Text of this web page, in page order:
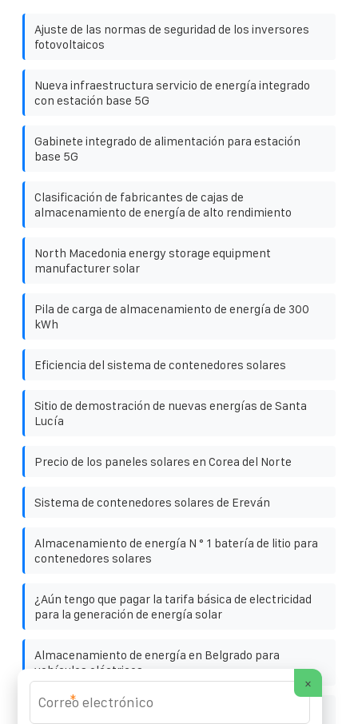
Ajuste de las normas de seguridad de los inversores
fotovoltaicos
Nueva infraestructura servicio de energía integrado
con estación base 5G
Gabinete integrado de alimentación para estación
base 5G
Clasificación de fabricantes de cajas de
almacenamiento de energía de alto rendimiento
North Macedonia energy storage equipment
manufacturer solar
Pila de carga de almacenamiento de energía de 300
kWh
Eficiencia del sistema de contenedores solares
Sitio de demostración de nuevas energías de Santa
Lucía
Precio de los paneles solares en Corea del Norte
Sistema de contenedores solares de Ereván
Almacenamiento de energía N ° 1 batería de litio para
contenedores solares
¿Aún tengo que pagar la tarifa básica de electricidad
para la generación de energía solar
Almacenamiento de energía en Belgrado para
vehículos eléctricos
Venta caliente de estaciones de energía LFP de alta
×
*